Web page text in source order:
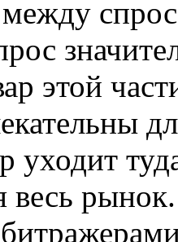
этой
уходит
весь